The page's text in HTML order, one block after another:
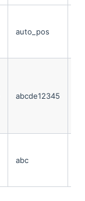
auto_pos
abcde12345
abc